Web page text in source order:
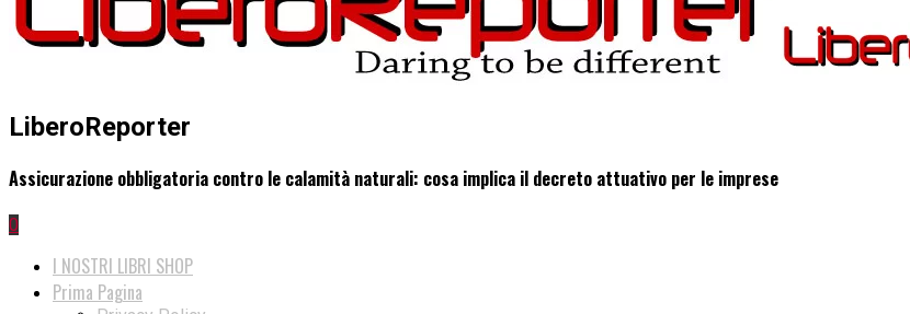
LiberoReporter
Assicurazione obbligatoria contro le calamità naturali: cosa implica il decreto attuativo per le imprese
0
I NOSTRI LIBRI SHOP
Prima Pagina